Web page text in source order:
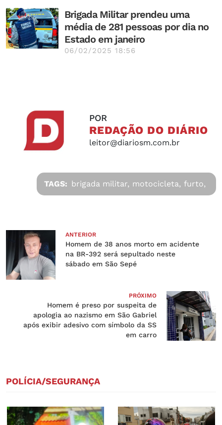
Brigada Militar prendeu uma
média de 281 pessoas por dia no
Estado em janeiro
06/02/2025 18:56
POR
REDAÇÃO DO DIÁRIO
leitor@diariosm.com.br
TAGS: brigada militar, motocicleta, furto,
ANTERIOR
Homem de 38 anos morto em acidente
na BR-392 será sepultado neste
sábado em São Sepé
PRÓXIMO
Homem é preso por suspeita de
apologia ao nazismo em São Gabriel
após exibir adesivo com símbolo da SS
em carro
POLÍCIA/SEGURANÇA